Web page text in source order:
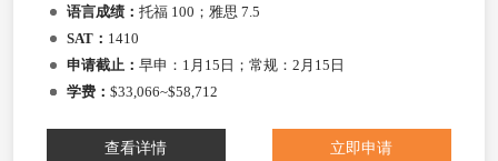
语言成绩： 托福 100；雅思 7.5
SAT： 1410
申请截止： 早申：1月15日；常规：2月15日
学费： $33,066~$58,712
查看详情 立即申请